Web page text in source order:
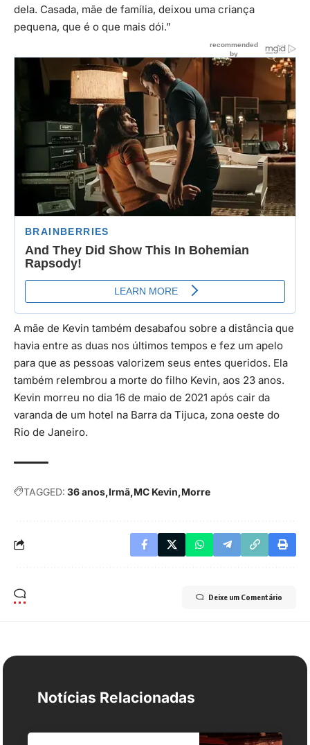
dela. Casada, mãe de família, deixou uma criança
pequena, que é o que mais dói.”
A mãe de Kevin também desabafou sobre a distância que
havia entre as duas nos últimos tempos e fez um apelo
para que as pessoas valorizem seus entes queridos. Ela
também relembrou a morte do filho Kevin, aos 23 anos.
Kevin morreu no dia 16 de maio de 2021 após cair da
varanda de um hotel na Barra da Tijuca, zona oeste do
Rio de Janeiro.
TAGGED: 36 anos Irmã MC Kevin Morre
Deixe um Comentário
Notícias Relacionadas